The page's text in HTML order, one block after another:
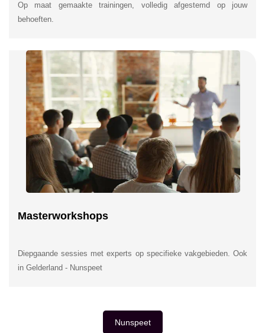
Op maat gemaakte trainingen, volledig afgestemd op jouw
behoeften.
Masterworkshops
Diepgaande sessies met experts op specifieke vakgebieden. Ook
in Gelderland - Nunspeet
Nunspeet